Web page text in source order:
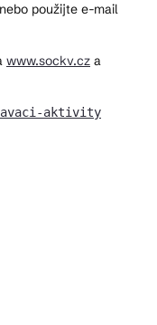
použijte e-mail
www.sockv.cz a
aktivity